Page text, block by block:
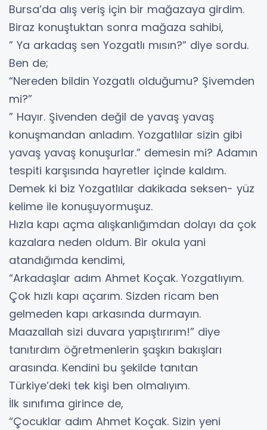
Bursa’da alış veriş için bir mağazaya girdim.
Biraz konuştuktan sonra mağaza sahibi,
” Ya arkadaş sen Yozgatlı mısın?” diye sordu.
Ben de;
“Nereden bildin Yozgatlı olduğumu? Şivemden
mi?”
” Hayır. Şivenden değil de yavaş yavaş
konuşmandan anladım. Yozgatlılar sizin gibi
yavaş yavaş konuşurlar.” demesin mi? Adamın
tespiti karşısında hayretler içinde kaldım.
Demek ki biz Yozgatlılar dakikada seksen- yüz
kelime ile konuşuyormuşuz.
Hızla kapı açma alışkanlığımdan dolayı da çok
kazalara neden oldum. Bir okula yani
atandığımda kendimi,
“Arkadaşlar adım Ahmet Koçak. Yozgatlıyım.
Çok hızlı kapı açarım. Sizden ricam ben
gelmeden kapı arkasında durmayın.
Maazallah sizi duvara yapıştırırım!” diye
tanıtırdım öğretmenlerin şaşkın bakışları
arasında. Kendini bu şekilde tanıtan
Türkiye’deki tek kişi ben olmalıyım.
İlk sınıfıma girince de,
“Çocuklar adım Ahmet Koçak. Sizin yeni